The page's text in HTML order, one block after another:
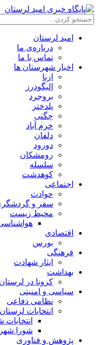
امید لرستان
درباره‌ی ما
تماس با ما
اخبار شهرستان ها
ازنا
الیگودرز
بروجرد
پلدختر
چگنی
خرم آباد
دلفان
دورود
رومشکان
سلسله
کوهدشت
اجتماعی
حوادث
سفر و
محیط زیست
اقتصادی
بورس
فرهنگی
ایثار شهادت
بهداشت
کرونا در لرستان
سیاسی و امنیتی
نظامی دفاعی
انتخابات لرستان
شورا شهر
پژوهش و فناوری